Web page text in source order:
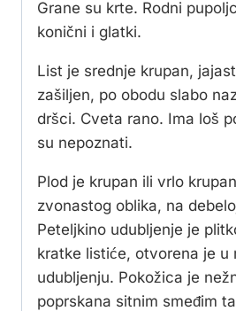
Grane su krte. Rodni
konični i glatki.
List je srednje krupan,
zašiljen, po obodu slabo
dršci. Cveta rano. Ima loš
su nepoznati.
Plod je krupan ili vrlo
zvonastog oblika, na
Peteljkino udubljenje je
kratke listiće, otvorena je u
udubljenju. Pokožica je
poprskana sitnim smeđim